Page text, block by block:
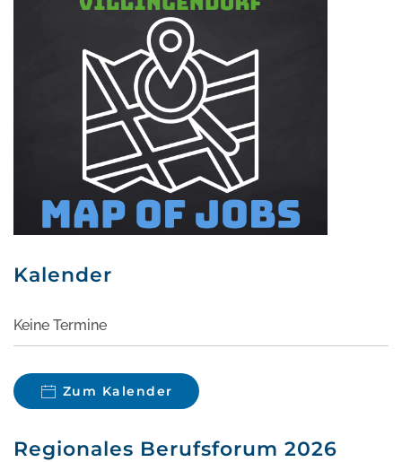
Kalender
Keine Termine
Zum Kalender
Regionales Berufsforum 2026